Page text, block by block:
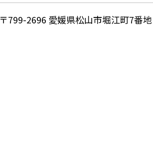
〒799-2696 愛媛県松山市堀江町7番地